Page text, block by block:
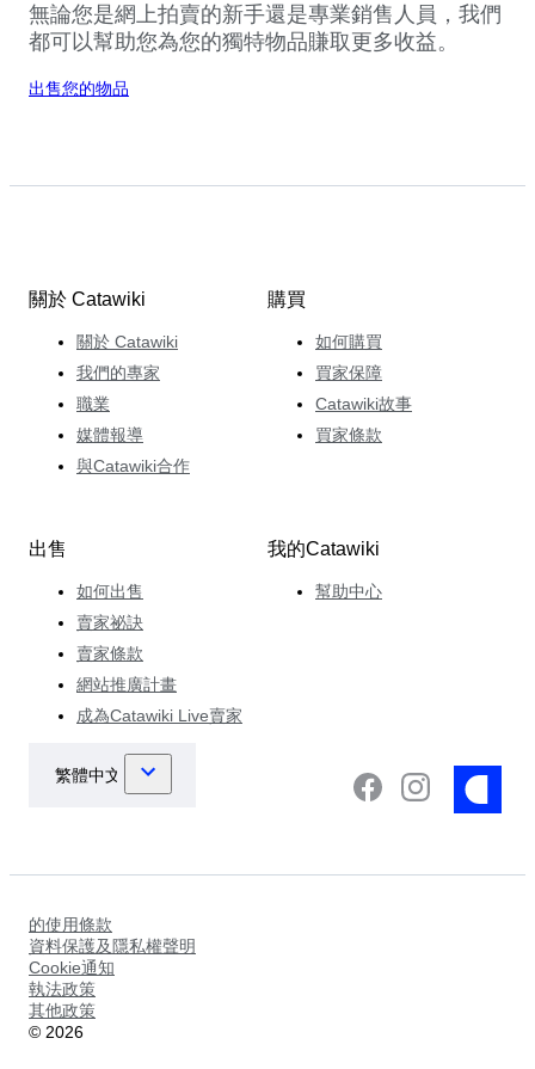
無論您是網上拍賣的新手還是專業銷售人員，我們
都可以幫助您為您的獨特物品賺取更多收益。
出售您的物品
關於 Catawiki
關於 Catawiki
我們的專家
職業
媒體報導
與Catawiki合作
購買
如何購買
買家保障
Catawiki故事
買家條款
出售
如何出售
賣家祕訣
賣家條款
網站推廣計畫
成為Catawiki Live賣家
我的Catawiki
幫助中心
的使用條款
資料保護及隱私權聲明
Cookie通知
執法政策
其他政策
© 2026